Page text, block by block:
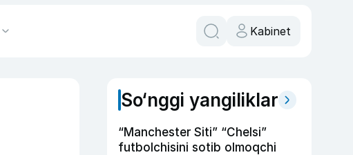
Kabinet
So‘nggi yangiliklar
“Manchester Siti” “Chelsi”
futbolchisini sotib olmoqchi